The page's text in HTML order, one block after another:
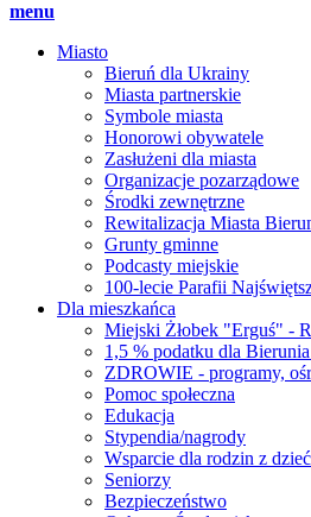
menu
Miasto
Bieruń dla Ukrainy
Miasta partnerskie
Symbole miasta
Honorowi obywatele
Zasłużeni dla miasta
Organizacje pozarządowe
Środki zewnętrzne
Rewitalizacja Miasta
Grunty gminne
Podcasty miejskie
100-lecie Parafii
Dla mieszkańca
Miejski Żłobek "Erguś" -
1,5 % podatku dla
ZDROWIE - programy,
Pomoc społeczna
Edukacja
Stypendia/nagrody
Wsparcie dla rodzin z
Seniorzy
Bezpieczeństwo